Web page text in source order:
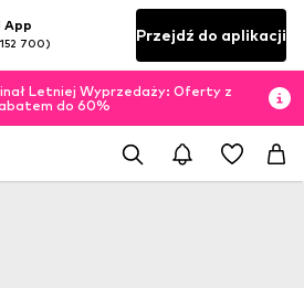
App
700) Przejdź do aplikacji
Letniej Wyprzedaży: Oferty z
do 60%